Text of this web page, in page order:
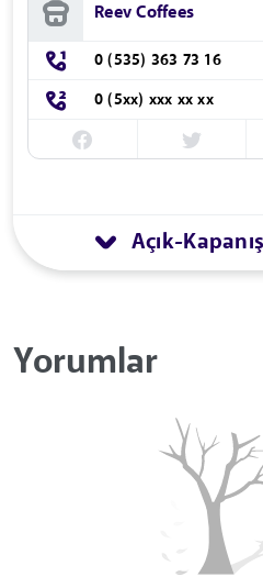
Reev Coffees
0 (535) 363 73 16
0 (5xx) xxx xx xx
Açık-
Yorumlar